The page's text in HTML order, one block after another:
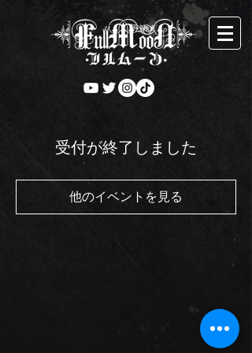
受付が終了しました
他のイベントを見る